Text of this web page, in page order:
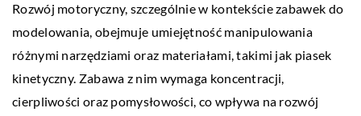
Rozwój motoryczny, szczególnie w kontekście zabawek do
modelowania, obejmuje umiejętność manipulowania
różnymi narzędziami oraz materiałami, takimi jak piasek
kinetyczny. Zabawa z nim wymaga koncentracji,
cierpliwości oraz pomysłowości, co wpływa na rozwój